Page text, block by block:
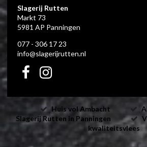
Slagerij Rutten
Markt 73
5981 AP Panningen
077 - 306 17 23
info@slagerijrutten.nl
Huis vol Ambacht
Slagerij Rutten in Panningen
kwaliteitsvlees